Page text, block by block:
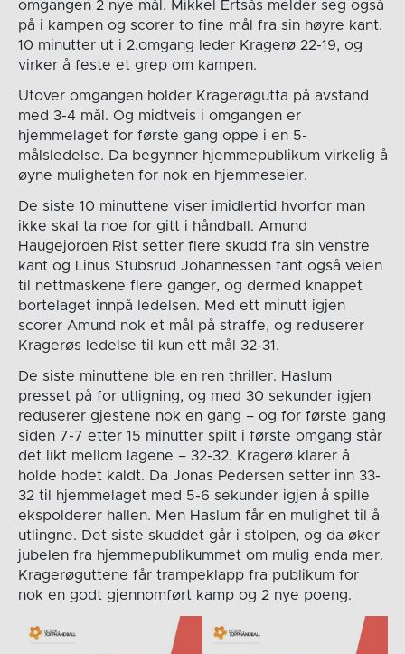
omgangen 2 nye mål. Mikkel Ertsås melder seg også
på i kampen og scorer to fine mål fra sin høyre kant.
10 minutter ut i 2.omgang leder Kragerø 22-19, og
virker å feste et grep om kampen.
Utover omgangen holder Kragerøgutta på avstand
med 3-4 mål. Og midtveis i omgangen er
hjemmelaget for første gang oppe i en 5-
målsledelse. Da begynner hjemmepublikum virkelig å
øyne muligheten for nok en hjemmeseier.
De siste 10 minuttene viser imidlertid hvorfor man
ikke skal ta noe for gitt i håndball. Amund
Haugejorden Rist setter flere skudd fra sin venstre
kant og Linus Stubsrud Johannessen fant også veien
til nettmaskene flere ganger, og dermed knappet
bortelaget innpå ledelsen. Med ett minutt igjen
scorer Amund nok et mål på straffe, og reduserer
Kragerøs ledelse til kun ett mål 32-31.
De siste minuttene ble en ren thriller. Haslum
presset på for utligning, og med 30 sekunder igjen
reduserer gjestene nok en gang – og for første gang
siden 7-7 etter 15 minutter spilt i første omgang står
det likt mellom lagene – 32-32. Kragerø klarer å
holde hodet kaldt. Da Jonas Pedersen setter inn 33-
32 til hjemmelaget med 5-6 sekunder igjen å spille
ekspolderer hallen. Men Haslum får en mulighet til å
utlingne. Det siste skuddet går i stolpen, og da øker
jubelen fra hjemmepublikummet om mulig enda mer.
Kragerøguttene får trampeklapp fra publikum for
nok en godt gjennomført kamp og 2 nye poeng.